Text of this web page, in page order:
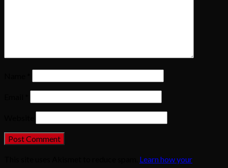
Learn how your